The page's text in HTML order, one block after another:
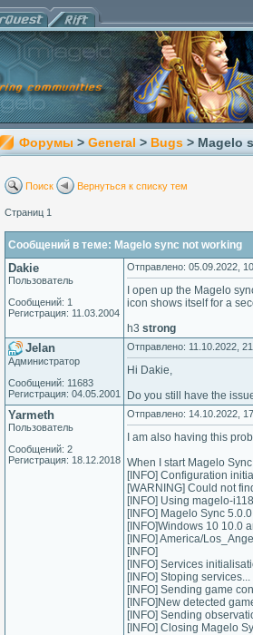
Форумы > General > Bugs > Magelo
Поиск Вернуться к списку тем
Страниц 1
Сообщений в теме: Magelo sync not working
Dakie
Пользователь
Сообщений: 1
Регистрация: 11.03.2004
Отправлено: 05.09.2022,
I open up the Magelo
icon shows itself for a
h3 strong
Jelan
Администратор
Сообщений: 11683
Регистрация: 04.05.2001
Отправлено: 11.10.2022,
Hi Dakie,
Do you still have the
Yarmeth
Пользователь
Сообщений: 2
Регистрация: 18.12.2018
Отправлено: 14.10.2022,
I am also having this
When I start Magelo
[INFO] Configuration
[WARNING] Could not
[INFO] Using magelo-
[INFO] Magelo Sync
[INFO]Windows 10 10.0
[INFO] America/
[INFO]
[INFO] Services
[INFO] Stoping services...
[INFO] Sending game
[INFO]New detected
[INFO] Sending
[INFO] Closing Magelo